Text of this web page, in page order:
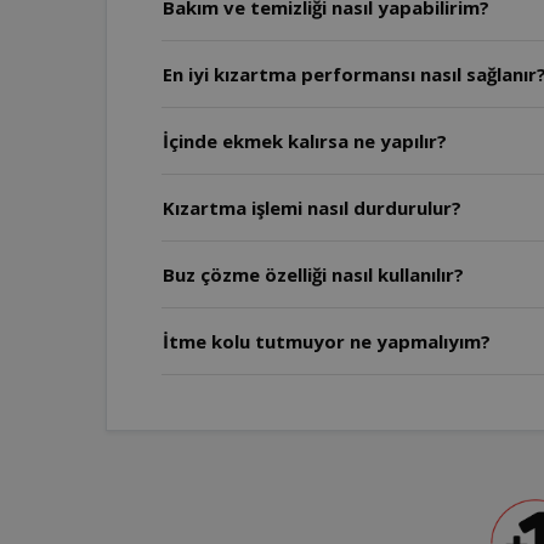
Bakım ve temizliği nasıl yapabilirim?
En iyi kızartma performansı nasıl
İçinde ekmek kalırsa ne yapılır?
Kızartma işlemi nasıl durdurulur?
Buz çözme özelliği nasıl kullanılır?
İtme kolu tutmuyor ne yapmalıyım?